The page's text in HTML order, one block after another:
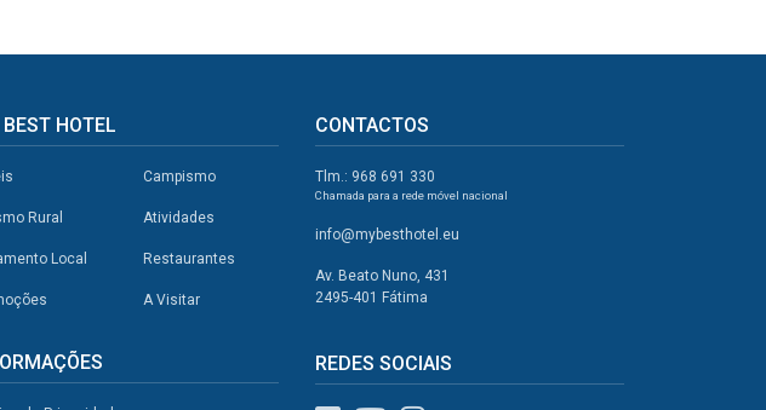
HOTEL
Rural
Local
Campismo
Atividades
Restaurantes
A Visitar
CONTACTOS
Tlm.: 968 691 330
Chamada para a rede móvel nacional
info@mybesthotel.eu
Av. Beato Nuno, 431
2495-401 Fátima
REDES SOCIAIS